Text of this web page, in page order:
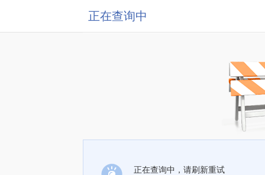
正在查询中
正在查询中，请刷新重试